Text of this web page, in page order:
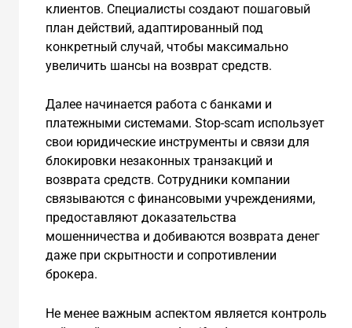
клиентов. Специалисты создают пошаговый
план действий, адаптированный под
конкретный случай, чтобы максимально
увеличить шансы на возврат средств.
Далее начинается работа с банками и
платежными системами. Stop-scam использует
свои юридические инструменты и связи для
блокировки незаконных транзакций и
возврата средств. Сотрудники компании
связываются с финансовыми учреждениями,
предоставляют доказательства
мошенничества и добиваются возврата денег
даже при скрытности и сопротивлении
брокера.
Не менее важным аспектом является контроль